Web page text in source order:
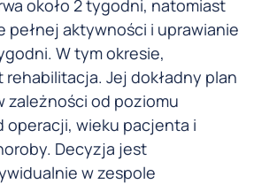
około 2 tygodni, natomiast
pełnej aktywności i uprawianie
W tym okresie,
Jej dokładny plan
zależności od poziomu
operacji, wieku pacjenta i
Decyzja jest
w zespole